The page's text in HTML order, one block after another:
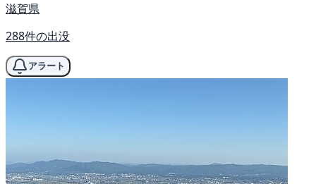
滋賀県
288件の出没
アラート